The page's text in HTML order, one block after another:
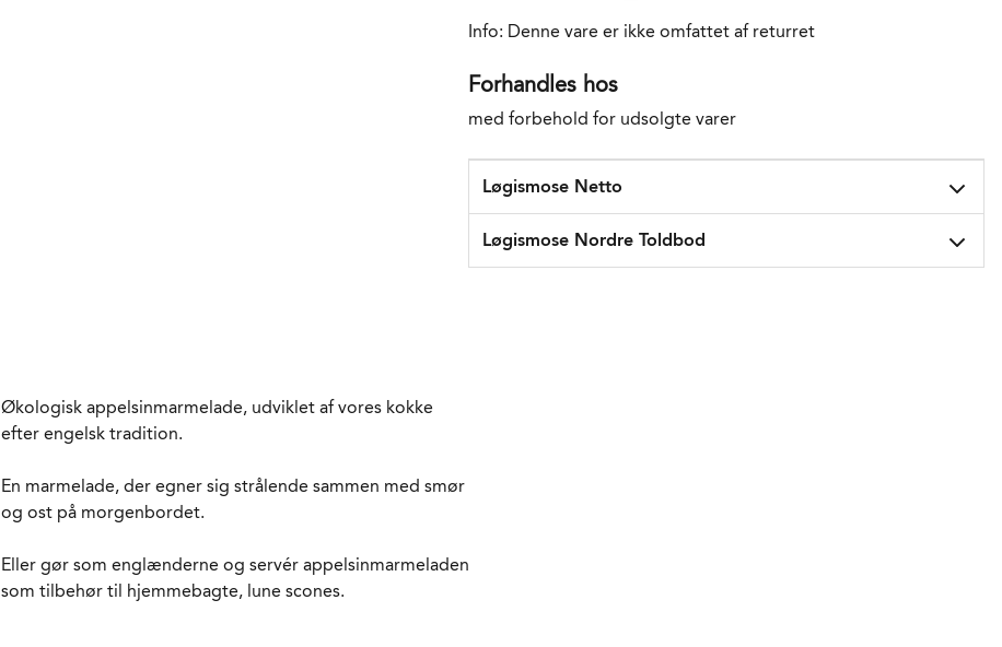
Info: Denne vare er ikke omfattet af returret
Forhandles hos
med forbehold for udsolgte varer
Løgismose Netto
Løgismose Nordre Toldbod
Økologisk appelsinmarmelade, udviklet af vores kokke
efter engelsk tradition.
En marmelade, der egner sig strålende sammen med smør
og ost på morgenbordet.
Eller gør som englænderne og servér appelsinmarmeladen
som tilbehør til hjemmebagte, lune scones.